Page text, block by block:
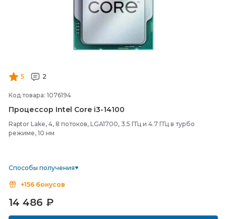
5 2
Код товара: 1076194
Процессор Intel Core i3-14100
Raptor Lake, 4, 8 потоков, LGA1700, 3.5 ГГц и 4.7 ГГц в турбо
режиме, 10 нм
Способы получения
+156 бонусов
14 486 ₽